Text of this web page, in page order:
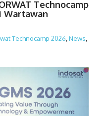
Technocamp
Wartawan
Technocamp 2026,News,